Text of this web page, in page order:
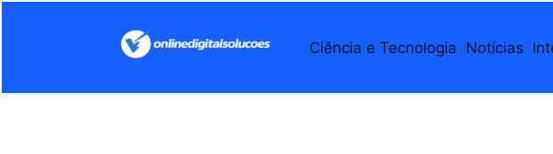
conteúdo
Ciência e Tecnologia Notícias